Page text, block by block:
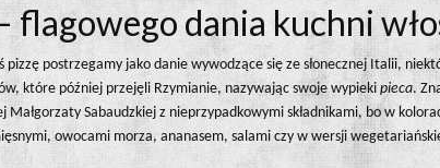
flagowego dania kuchni
pizzę postrzegamy jako danie wywodzące się ze słonecznej Italii,
które później przejęli Rzymianie, nazywając swoje wypieki pieca.
Sabaudzkiej z nieprzypadkowymi składnikami, bo w
owocami morza, ananasem, salami czy w wersji